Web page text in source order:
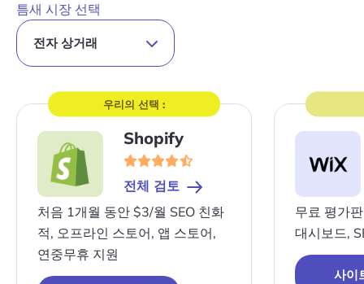
틈새 시장 선택
사
우리의 선택 :
Shopify
전체 검토
처음 1개월 동안 $3/월 SEO 친화
적, 오프라인 스토어, 앱 스토어,
연중무휴 지원
사
무료 평가
대시보드,
사이